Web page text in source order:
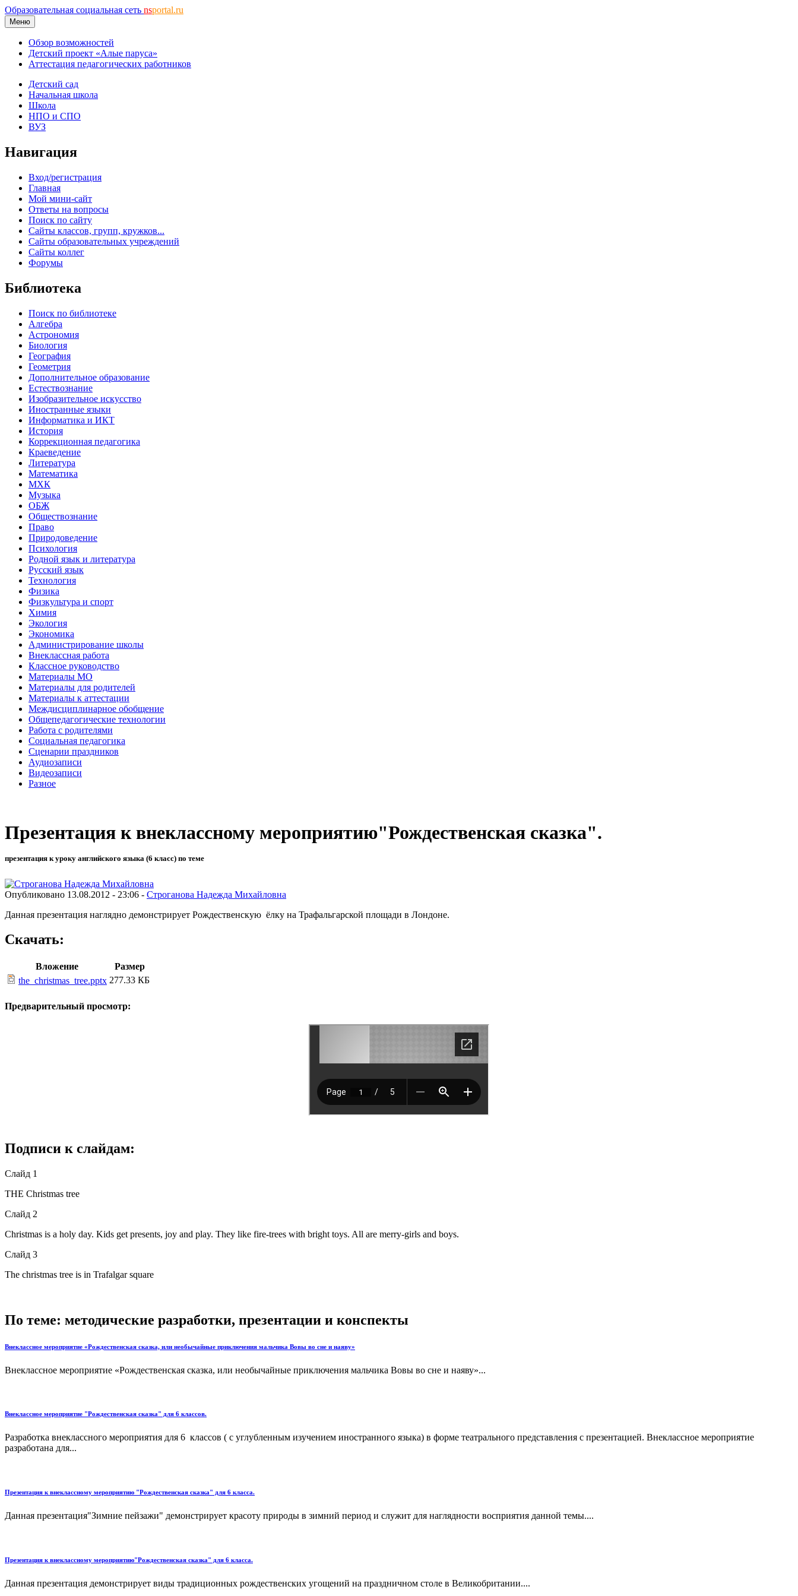
Образовательная социальная сеть nsportal.ru
Меню
Обзор возможностей
Детский проект «Алые паруса»
Аттестация педагогических работников
Детский сад
Начальная школа
Школа
НПО и СПО
ВУЗ
Навигация
Вход/регистрация
Главная
Мой мини-сайт
Ответы на вопросы
Поиск по сайту
Сайты классов, групп, кружков...
Сайты образовательных учреждений
Сайты коллег
Форумы
Библиотека
Поиск по библиотеке
Алгебра
Астрономия
Биология
География
Геометрия
Дополнительное образование
Естествознание
Изобразительное искусство
Иностранные языки
Информатика и ИКТ
История
Коррекционная педагогика
Краеведение
Литература
Математика
МХК
Музыка
ОБЖ
Обществознание
Право
Природоведение
Психология
Родной язык и литература
Русский язык
Технология
Физика
Физкультура и спорт
Химия
Экология
Экономика
Администрирование школы
Внеклассная работа
Классное руководство
Материалы МО
Материалы для родителей
Материалы к аттестации
Междисциплинарное обобщение
Общепедагогические технологии
Работа с родителями
Социальная педагогика
Сценарии праздников
Аудиозаписи
Видеозаписи
Разное
Презентация к внеклассному мероприятию"Рождественская сказка".
презентация к уроку английского языка (6 класс) по теме
Опубликовано 13.08.2012 - 23:06 - Строганова Надежда Михайловна
Данная презентация наглядно демонстрирует Рождественскую ёлку на Трафальгарской площади в Лондоне.
Скачать:
Вложение
Размер
the_christmas_tree.pptx 277.33 КБ
Предварительный просмотр:
Подписи к слайдам:
Слайд 1
THE Christmas tree
Слайд 2
Christmas is a holy day. Kids get presents, joy and play. They like fire-trees with bright toys. All are merry-girls and boys.
Слайд 3
The christmas tree is in Trafalgar square
По теме: методические разработки, презентации и конспекты
Внеклассное мероприятие «Рождественская сказка, или необычайные приключения мальчика Вовы во сне и наяву»
Внеклассное мероприятие «Рождественская сказка, или необычайные приключения мальчика Вовы во сне и наяву»...
Внеклассное мероприятие "Рождественская сказка" для 6 классов.
Разработка внеклассного мероприятия для 6 классов ( с углубленным изучением иностранного языка) в форме театрального представления с презентацией. Внеклассное мероприятие
разработана для...
Презентация к внеклассному мероприятию "Рождественская сказка" для 6 класса.
Данная презентация"Зимние пейзажи" демонстрирует красоту природы в зимний период и служит для наглядности восприятия данной темы....
Презентация к внеклассному мероприятию"Рождественская сказка" для 6 класса.
Данная презентация демонстрирует виды традиционных рождественских угощений на праздничном столе в Великобритании....